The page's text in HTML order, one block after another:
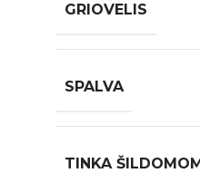
GRIOVELIS
SPALVA
TINKA